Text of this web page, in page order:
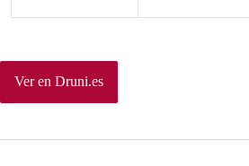
Ver en Druni.es